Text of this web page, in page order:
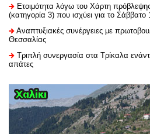
Ετοιμότητα λόγω του Χάρτη
(κατηγορία 3) που ισχύει για το
Αναπτυξιακές συνέργειες με
Θεσσαλίας
Τριπλή συνεργασία στα Τρίκαλα
απάτες